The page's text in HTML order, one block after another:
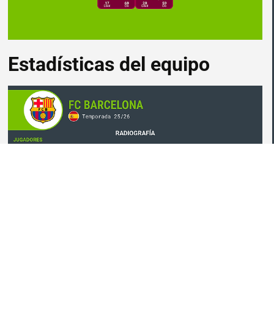
Estadísticas del equipo